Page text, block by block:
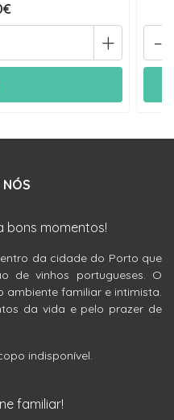
+ -
NÓS
bons momentos!
da cidade do Porto que
de vinhos portugueses. O
ambiente familiar e intimista.
da vida e pelo prazer de
indisponível.
familiar!